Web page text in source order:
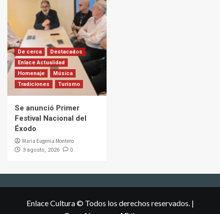
De cerca
Destacados
Enlace Actualidad
Homenaje
Música
Tradiciones
Turismo
Se anunció Primer
Festival Nacional del
Éxodo
Maria Eugenia Montero
3 agosto, 2026 0
Enlace Cultura © Todos los derechos reservados. |